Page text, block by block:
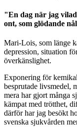
"En dag när jag
ont, som glödande
Mari-Lois, som länge
depression, situation
överkänslighet.
Exponering för
besprutade livsmedel,
mera har gjort många
kämpat med trötthet,
därför har jag besökt
svenska sjukvården